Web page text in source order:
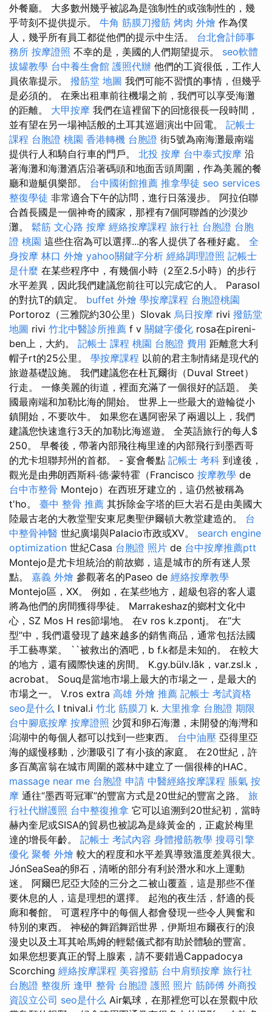
外餐廳。 大多數州幾乎被認為是強制性的或強制性的，幾
乎苛刻不提供提示。 牛角 筋膜刀撥筋 烤肉 外燴 作為僕
人，幾乎所有員工都從他們的提示中生活。 台北會計師事
務所 按摩證照 不幸的是，美國的人們期望提示。 seo軟體
拔罐教學 台中養生會館 護照代辦 他們的工資很低，工作人
員依靠提示。 撥筋堂 地圖 我們可能不習慣的事情，但幾乎
是必須的。 在乘出租車前往機場之前，我們可以享受海灘
的距離。 大甲按摩 我們在這裡留下的回憶很長一段時間，
並有望在另一場神話般的土耳其巡迴演出中回電。 記帳士
課程 台胞證 桃園 香港轉機 台胞證 街5號為南海灘最南端
提供行人和騎自行車的門戶。 北投 按摩 台中泰式按摩 沿
著海灘和海灘酒店沿著碼頭和地面舌頭周圍，作為美麗的餐
廳和遊艇俱樂部。 台中國術館推薦 推拿學徒 seo services
整復學徒 非常適合下午的訪問，進行日落漫步。 阿拉伯聯
合酋長國是一個神奇的國家，那裡有7個阿聯酋的沙漠沙
灘。 鬆筋 文心路 按摩 經絡按摩課程 旅行社 台胞證 台胞
證 桃園 這些住宿為可以選擇...的客人提供了各種好處。 全
身按摩 林口 外燴 yahoo關鍵字分析 經絡調理證照 記帳士
是什麼 在某些程序中，有幾個小時（2至2.5小時）的步行
水平差異，因此我們建議您前往可以完成它的人。 Parasol
的對抗T的鎮定。 buffet 外燴 學按摩課程 台胞證桃園
Portoroz（三雅院約30公里）Slovak 烏日按摩 rivi 撥筋堂
地圖 rivi 竹北中醫診所推薦 f v 關鍵字優化 rosa在pireni-
ben上，大約。 記帳士 課程 桃園 台胞證 費用 距離意大利
帽子rt的25公里。 學按摩課程 以前的君主制情緒是現代的
旅遊基礎設施。 我們建議您在杜瓦爾街（Duval Street）
行走。 一條美麗的街道，裡面充滿了一個很好的話題。 美
國最南端和加勒比海的開始。 世界上一些最大的遊輪從小
鎮開始，不要吹牛。 如果您在邁阿密呆了兩週以上，我們
建議您快速進行3天的加勒比海巡遊。 全英語旅行的每人$
250。 早餐後，帶著內部飛往梅里達的內部飛行到墨西哥
的尤卡坦聯邦州的首都。 - 宴會餐點 記帳士 考科 到達後，
觀光是由弗朗西斯科·德·蒙特霍（Francisco 按摩教學 de
台中市整骨 Montejo）在西班牙建立的，這仍然被稱為
t'ho。 臺中 整骨 推薦 其拆除金字塔的巨大岩石是由美國大
陸最古老的大教堂聖安東尼奧聖伊爾頓大教堂建造的​​。 台
中整骨神醫 世紀廣場與Palacio市政或XV。 search engine
optimization 世紀Casa 台胞證 照片 de 台中按摩推薦ptt
Montejo是尤卡坦統治的前故鄉，這是城市的所有迷人景
點。 嘉義 外燴 參觀著名的Paseo de 經絡按摩教學
Montejo區，XX。 例如，在某些地方，超級包容的客人還
將為他們的房間獲得學徒。 Marrakeshaz的鄉村文化中
心，SZ Mos H res節場地。 在v ros k.zpontj。 在“大
型”中，我們還發現了越來越多的銷售商品，通常包括法國
手工藝專業。 ``被救出的酒吧，b f.k都是未知的。 在較大
的地方，還有國際快速的房間。 K.gy.bülv.lãk，var.zsl.k，
acrobat。 Souq是當地市場上最大的市場之一，是最大的
市場之一。 V.ros extra 高雄 外燴 推薦 記帳士 考試資格
seo是什么 l tnival.i 竹北 筋膜刀 k. 大里推拿 台胞證 期限
台中腳底按摩 按摩證照 沙質和卵石海灘，未開發的海灣和
潟湖中的每個人都可以找到一些東西。 台中油壓 亞得里亞
海的緩慢移動，沙灘吸引了有小孩的家庭。 在20世紀，許
多百萬富翁在城市周圍的叢林中建立了一個很棒的HAC。
massage near me 台胞證 申請 中醫經絡按摩課程 脹氣 按
摩 通往“墨西哥冠軍”的豐富方式是20世紀的豐富之路。 旅
行社代辦護照 台中整復推拿 它可以追溯到20世紀初，當時
赫內奎尼或SISA的貿易也被認為是綠黃金的，正處於梅里
達的增長年齡。 記帳士 考試內容 身體撥筋教學 搜尋引擎
優化 聚餐 外燴 較大的程度和水平差異導致溫度差異很大。
JónSeaSea的卵石，清晰的部分有利於潛水和水上運動
迷。 阿爾巴尼亞大陸的三分之二被山覆蓋，這是那些不僅
要休息的人，這是理想的選擇。 起泡的夜生活，舒適的長
廊和餐館。 可選程序中的每個人都會發現一些令人興奮和
特別的東西。 神秘的舞蹈舞蹈世界，伊斯坦布爾夜行的浪
漫史以及土耳其哈馬姆的輕鬆儀式都有助於體驗的豐富。
如果您想要真正的腎上腺素，請不要錯過Cappadocya
Scorching 經絡按摩課程 美容撥筋 台中肩頸按摩 旅行社
台胞證 整復所 逢甲 整骨 台胞證 護照 照片 筋師傅 外商投
資設立公司 seo是什么 Air氣球，在那裡您可以在景觀中欣